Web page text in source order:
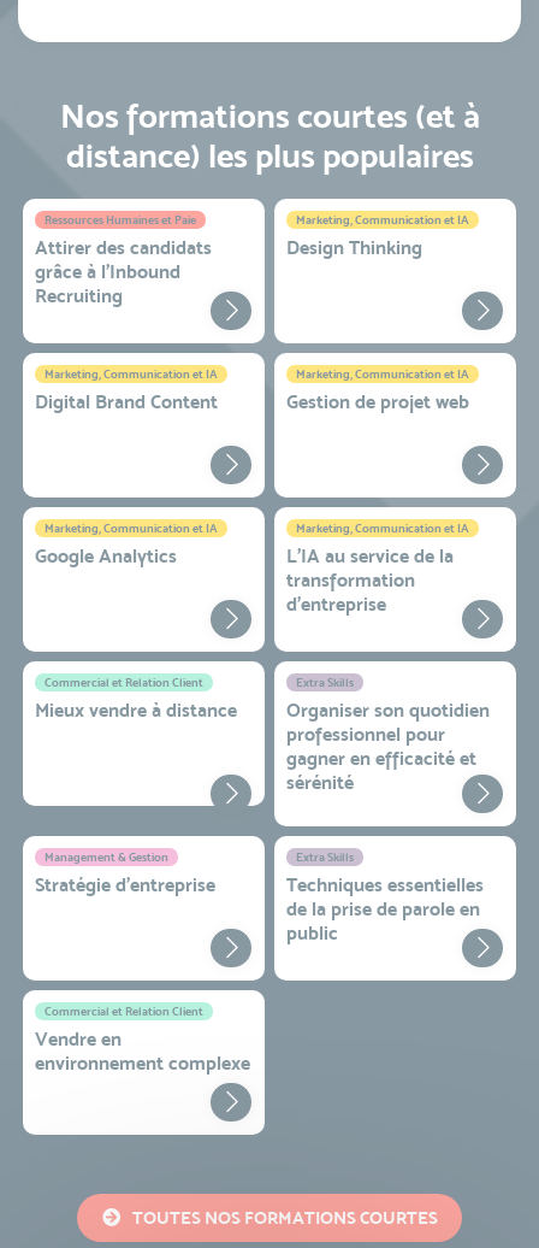
Nos formations courtes (et à
distance) les plus populaires
Ressources Humaines et Paie
Attirer des candidats
grâce à l’Inbound
Recruiting
Marketing, Communication et IA
Design Thinking
Marketing, Communication et IA
Digital Brand Content
Marketing, Communication et IA
Gestion de projet web
Marketing, Communication et IA
Google Analytics
Marketing, Communication et IA
L'IA au service de la
transformation
d'entreprise
Commercial et Relation Client
Mieux vendre à distance
Extra Skills
Organiser son quotidien
professionnel pour
gagner en efficacité et
sérénité
Management & Gestion
Stratégie d’entreprise
Extra Skills
Techniques essentielles
de la prise de parole en
public
Commercial et Relation Client
Vendre en
environnement complexe
TOUTES NOS FORMATIONS COURTES